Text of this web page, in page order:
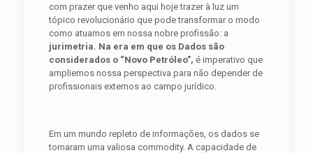
com prazer que venho aqui hoje trazer à luz um
tópico revolucionário que pode transformar o modo
como atuamos em nossa nobre profissão: a
jurimetria. Na era em que os Dados são
considerados o “Novo Petróleo”, é imperativo que
ampliemos nossa perspectiva para não depender de
profissionais externos ao campo jurídico.
Em um mundo repleto de informações, os dados se
tornaram uma valiosa commodity. A capacidade de